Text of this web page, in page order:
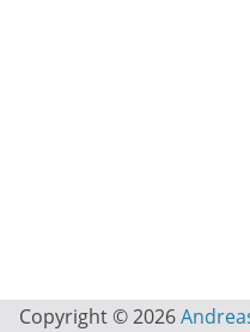
Copyright © 2026